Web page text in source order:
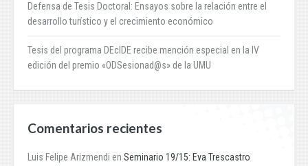
Defensa de Tesis Doctoral: Ensayos sobre la relación entre el
desarrollo turístico y el crecimiento económico
Tesis del programa DEcIDE recibe mención especial en la IV
edición del premio «ODSesionad@s» de la UMU
Comentarios recientes
Luis Felipe Arizmendi en Seminario 19/15: Eva Trescastro